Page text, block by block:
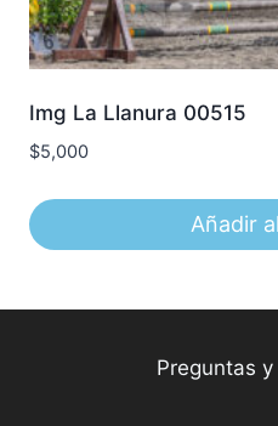
Img La Llanura 00515
$5,000
Añadir
Preguntas